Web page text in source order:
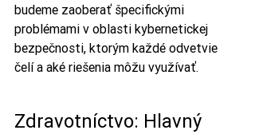
budeme zaoberať špecifickými
problémami v oblasti kybernetickej
bezpečnosti, ktorým každé odvetvie
čelí a aké riešenia môžu využívať.
Zdravotníctvo: Hlavný